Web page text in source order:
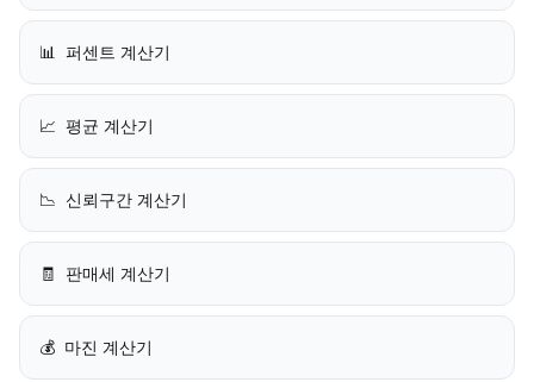
📊 퍼센트 계산기
📈 평균 계산기
📉 신뢰구간 계산기
🧾 판매세 계산기
💰 마진 계산기